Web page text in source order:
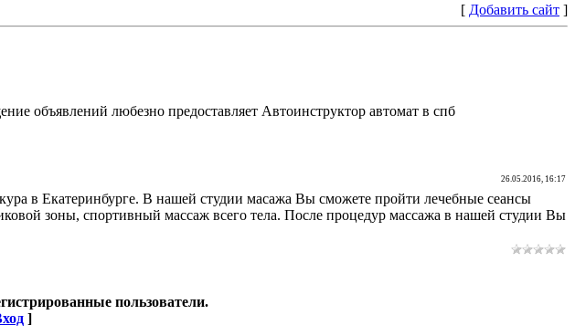
[ Добавить сайт ]
объявлений любезно предоставляет Автоинструктор автомат в спб
26.05.2016, 16:17
в Екатеринбурге. В нашей студии масажа Вы сможете пройти лечебные сеансы
зоны, спортивный массаж всего тела. После процедур массажа в нашей студии Вы
пользователи.
]